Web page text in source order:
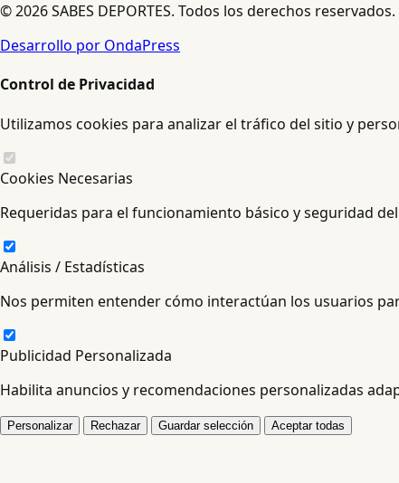
© 2026 SABES DEPORTES. Todos los derechos reservados.
Desarrollo por OndaPress
Control de Privacidad
Utilizamos cookies para analizar el tráfico del sitio y
Cookies Necesarias
Requeridas para el funcionamiento básico y seguridad
Análisis / Estadísticas
Nos permiten entender cómo interactúan los usuarios
Publicidad Personalizada
Habilita anuncios y recomendaciones personalizadas
Personalizar Rechazar Guardar selección Aceptar todas